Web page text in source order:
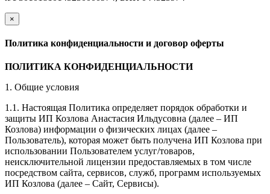
×
закрыть
Политика конфиденциальности и договор оферты
ПОЛИТИКА КОНФИДЕНЦИАЛЬНОСТИ
1. Общие условия
1.1. Настоящая Политика определяет порядок обработки и
защиты ИП Козлова Анастасия Ильдусовна (далее – ИП
Козлова) информации о физических лицах (далее –
Пользователь), которая может быть получена ИП Козлова при
использовании Пользователем услуг/товаров,
неисключительной лицензии предоставляемых в том числе
посредством сайта, сервисов, служб, программ используемых
ИП Козлова (далее – Сайт, Сервисы).